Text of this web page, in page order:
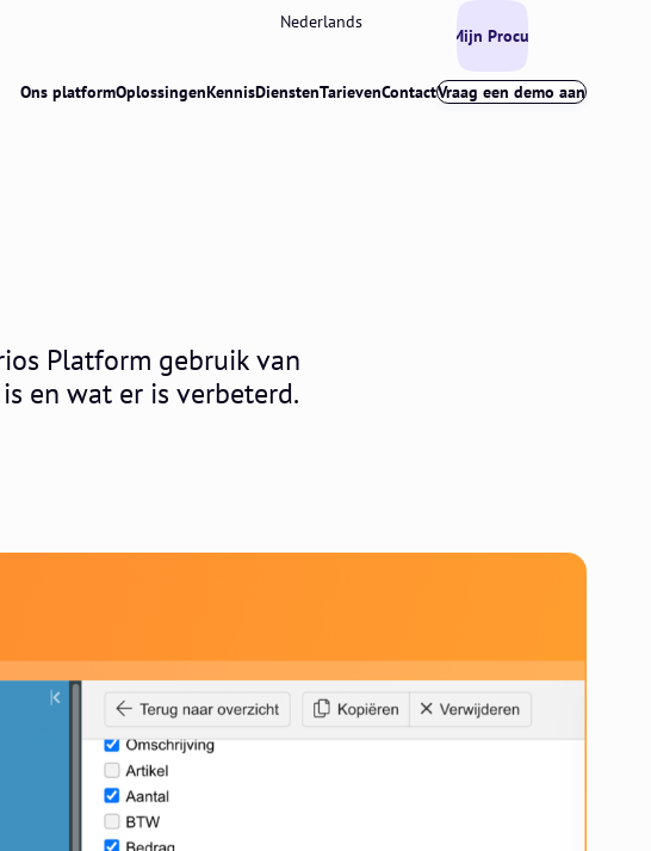
Ons platformOplossingenKennisDienstenTarievenContactVraag een demo aan
Nederlands
Mijn Procurios
Platform gebruik van
en wat er is verbeterd.